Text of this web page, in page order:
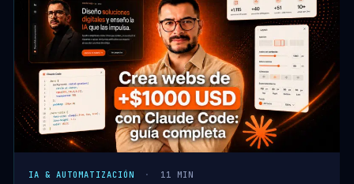
IA & AUTOMATIZACIÓN · 11 MIN